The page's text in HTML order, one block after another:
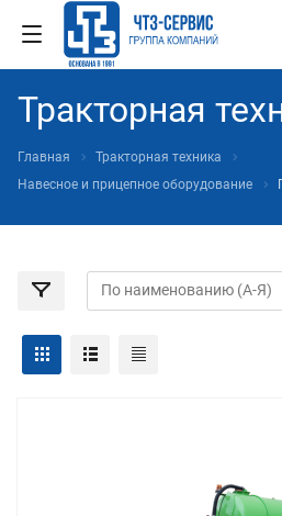
Тракторная
Главная
Тракторная техника
Навесное и прицепное оборудование